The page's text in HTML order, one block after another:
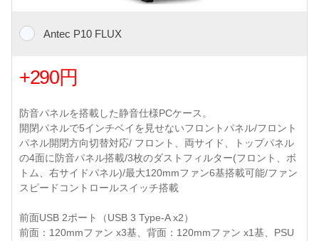
Antec P10 FLUX
+290円
防音パネルを搭載した静音仕様PCケース。
開閉パネルで5インチベイを見せないフロントパネル/フロント
パネル開閉方向切替対応/ フロント、両サイド、トップパネル
の4面に防音パネル搭載/3枚のダストフィルター(フロント、ボ
トム、右サイドパネル)/最大120mmファン6基搭載可能/ファン
スピードコントロールスイッチ搭載
前面USB 2ポート（USB 3 Type-A x2）
前面：120mmファン x3基、背面：120mmファン x1基、PSU